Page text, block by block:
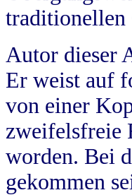
traditionellen
Autor dieser
Er weist auf
von einer
zweifelsfreie
worden. Bei
gekommen